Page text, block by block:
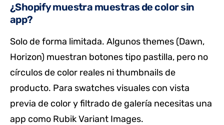
¿Shopify muestra muestras de color sin
app?
Solo de forma limitada. Algunos themes (Dawn,
Horizon) muestran botones tipo pastilla, pero no
círculos de color reales ni thumbnails de
producto. Para swatches visuales con vista
previa de color y filtrado de galería necesitas una
app como Rubik Variant Images.